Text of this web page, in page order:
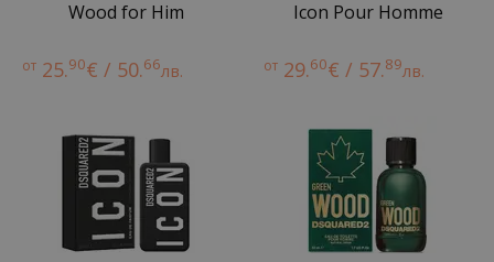
Wood for Him
от 25.90€ / 50.66лв.
Icon Pour Homme
от 29.60€ / 57.89лв.